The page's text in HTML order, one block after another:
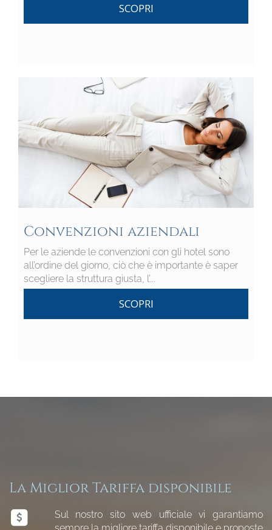
SCOPRI
Convenzioni aziendali
Per le aziende le convenzioni con gli hotel sono
all’ordine del giorno, ciò che è importante è saper
scegliere la struttura giusta, l’...
SCOPRI
La Miglior Tariffa disponibile
Sul nostro sito web ufficiale vi garantiamo